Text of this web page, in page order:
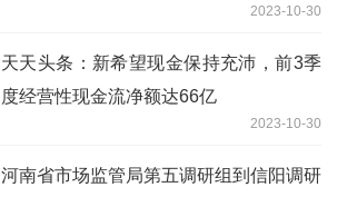
2023-10-30
天天头条：新希望现金保持充沛，前3季
度经营性现金流净额达66亿
2023-10-30
河南省市场监管局第五调研组到信阳调研